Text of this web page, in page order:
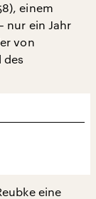
einem
nur ein Jahr
von
des
eine